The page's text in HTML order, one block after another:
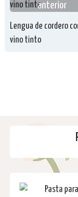
anterior
Lengua de cordero
vino tinto